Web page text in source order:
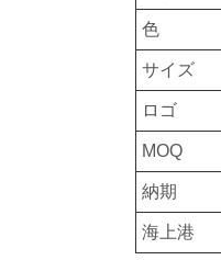
色
サイズ
ロゴ
MOQ
納期
海上港